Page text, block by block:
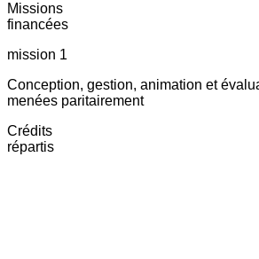
Missions
financées
mission 1
Conception, gestion, animation et
menées paritairement
Crédits
répartis